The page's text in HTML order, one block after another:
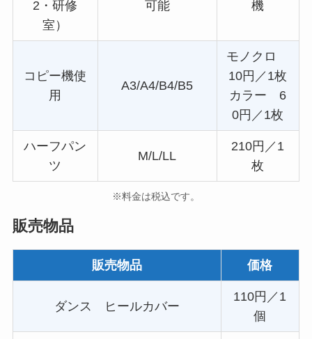
2・研修
室）
可能
機
コピー機使
用
A3/A4/B4/B5
モノクロ
10円／1枚
カラー 6
0円／1枚
ハーフパン
ツ
M/L/LL
210円／1
枚
※料金は税込です。
販売物品
販売物品 価格
ダンス ヒールカバー
110円／1
個